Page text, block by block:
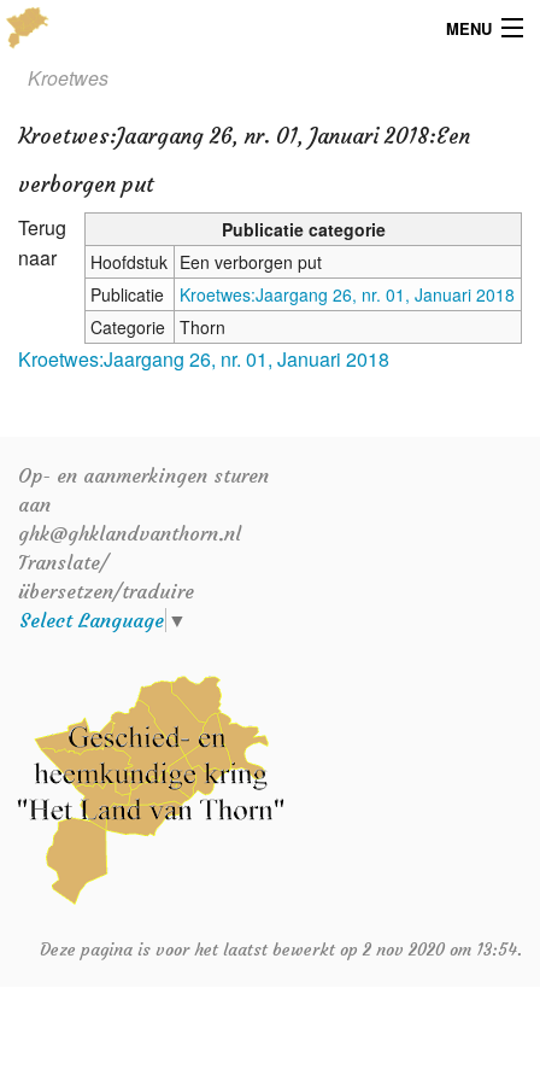
MENU
Menu
Publicaties
Dialect
Locaties
Overig
Kroetwes
Kroetwes:Jaargang 26, nr. 01, Januari 2018:Een
verborgen put
Publicatie categorie
Hoofdstuk Een verborgen put
Publicatie
Kroetwes:Jaargang 26, nr. 01, Januari 2018
Categorie
Thorn
Terug
naar
Kroetwes:Jaargang 26, nr. 01, Januari 2018
Op- en aanmerkingen sturen
aan
ghk@ghklandvanthorn.nl
Translate/
übersetzen/traduire
Select Language ▼
Deze pagina is voor het laatst bewerkt op 2 nov 2020 om 13:54.